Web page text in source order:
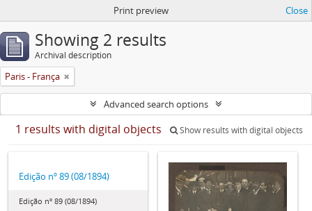
Print preview Close
Showing 2 results
Archival description
Paris - França
Advanced search options
1 results with digital objects Show results with digital objects
Edição nº 89 (08/1894)
Edição nº 89 (08/1894)